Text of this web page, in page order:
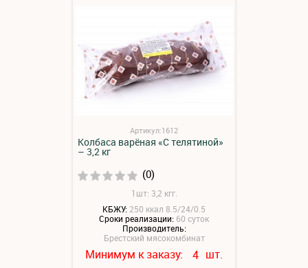
Артикул:1612
Колбаса варёная «С телятиной»
– 3,2 кг
(0)
1шт: 3,2 кгг.
КБЖУ: 250 ккал 8.5/24/0.5
Сроки реализации: 60 суток
Производитель:
Брестский мясокомбинат
Минимум к заказу: 4 шт.